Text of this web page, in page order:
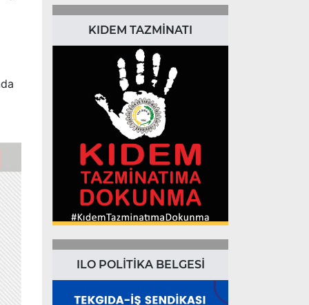
KIDEM TAZMİNATI
ILO POLİTİKA BELGESİ